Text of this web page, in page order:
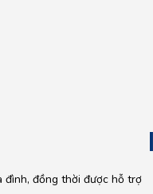
đình, đồng thời được hỗ trợ